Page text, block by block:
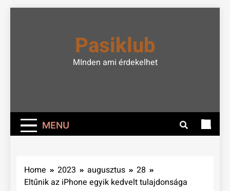
Pasiklub
MInden ami érdekelhet
MENU
Home 2023 augusztus
28
Eltűnik az iPhone egyik kedvelt tulajdonsága